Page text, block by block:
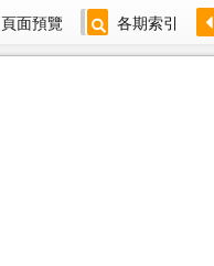
頁面預覽 各期索引